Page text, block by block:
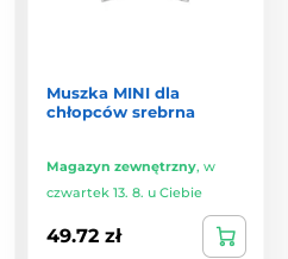
Muszka MINI dla
chłopców srebrna
Magazyn zewnętrzny, w
czwartek 13. 8. u Ciebie
49.72 zł